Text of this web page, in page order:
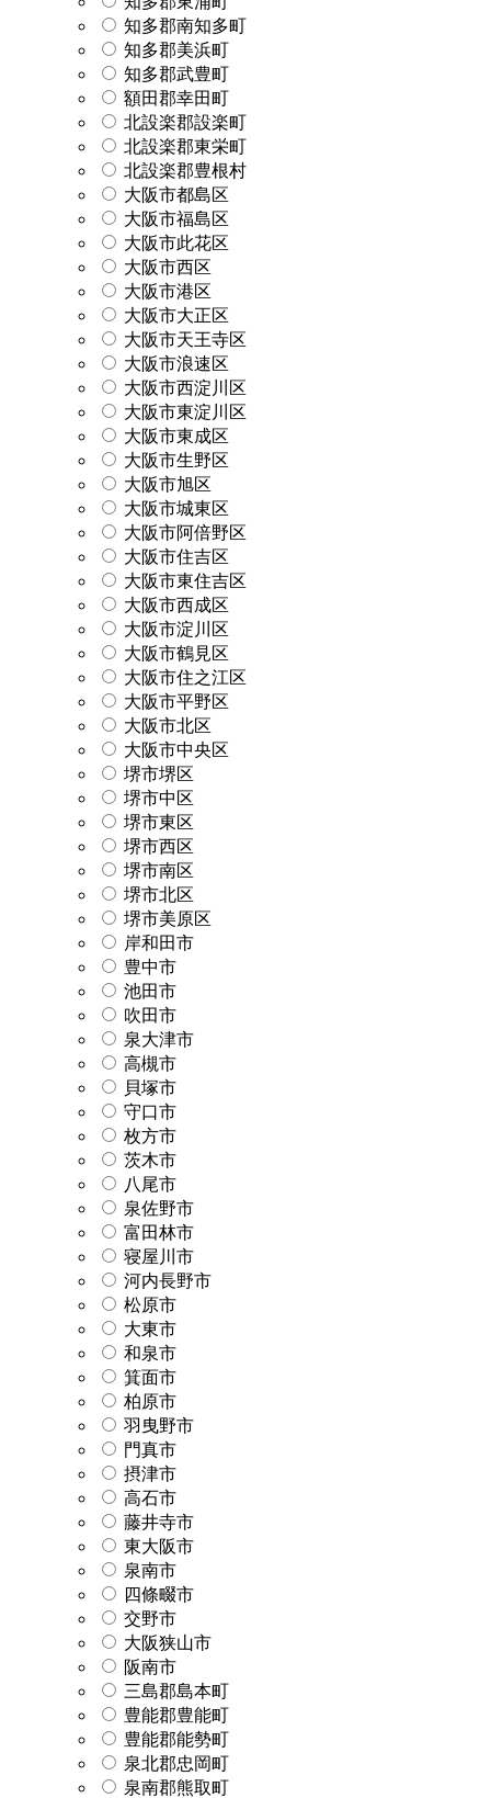
知多郡南知多町
知多郡美浜町
知多郡武豊町
額田郡幸田町
北設楽郡設楽町
北設楽郡東栄町
北設楽郡豊根村
大阪市都島区
大阪市福島区
大阪市此花区
大阪市西区
大阪市港区
大阪市大正区
大阪市天王寺区
大阪市浪速区
大阪市西淀川区
大阪市東淀川区
大阪市東成区
大阪市生野区
大阪市旭区
大阪市城東区
大阪市阿倍野区
大阪市住吉区
大阪市東住吉区
大阪市西成区
大阪市淀川区
大阪市鶴見区
大阪市住之江区
大阪市平野区
大阪市北区
大阪市中央区
堺市堺区
堺市中区
堺市東区
堺市西区
堺市南区
堺市北区
堺市美原区
岸和田市
豊中市
池田市
吹田市
泉大津市
高槻市
貝塚市
守口市
枚方市
茨木市
八尾市
泉佐野市
富田林市
寝屋川市
河内長野市
松原市
大東市
和泉市
箕面市
柏原市
羽曳野市
門真市
摂津市
高石市
藤井寺市
東大阪市
泉南市
四條畷市
交野市
大阪狭山市
阪南市
三島郡島本町
豊能郡豊能町
豊能郡能勢町
泉北郡忠岡町
泉南郡熊取町